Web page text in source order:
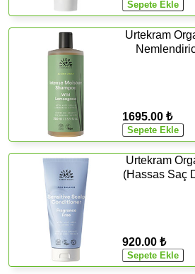
Urtekram
1695.00 ₺
Urtekram
(Hassas Saç
920.00 ₺